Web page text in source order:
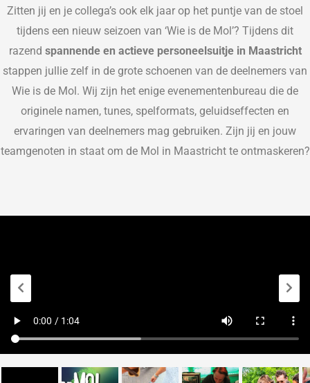
Zitten jij en je collega’s ook elk jaar op het puntje van de stoel
tijdens een nieuw seizoen van ‘Wie is de Mol’? Tijdens dit
razend spannende en actieve personeelsuitje in Maastricht
stappen jullie zelf in de grote schoenen van de deelnemers van
Wie is de Mol. Wij zijn het enige evenementenbureau die de
originele namen, tunes, spelformats, geluidseffecten en
ervaringen van deelnemers mag gebruiken. Zijn jij en jouw
teamgenoten in staat om de Mol in Maastricht te ontmaskeren?